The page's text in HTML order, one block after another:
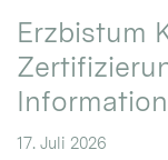
Erzbistum
17. Juli 2026